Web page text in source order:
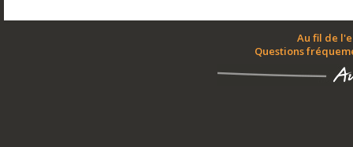
Au fil de
Questions